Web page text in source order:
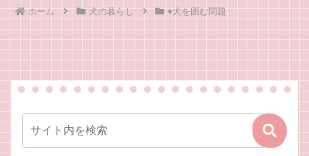
ホーム 犬の暮らし ♦犬を囲む問題